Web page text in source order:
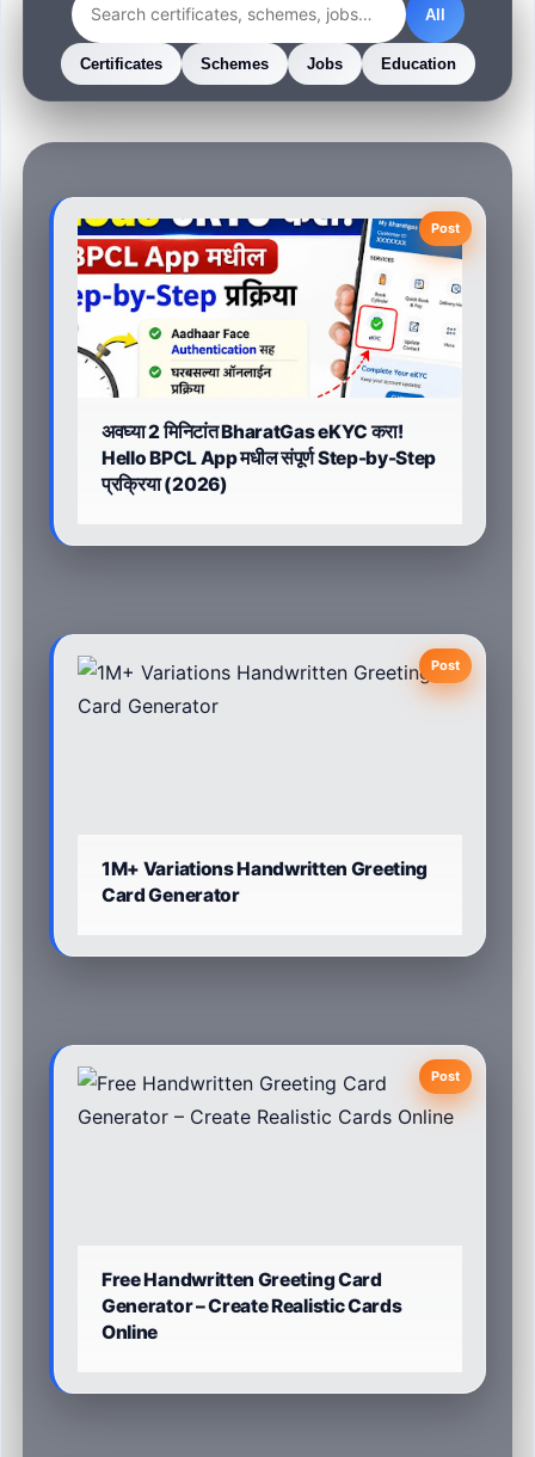
All
Certificates Schemes Jobs Education
Post
अवघ्या 2 मिनिटांत BharatGas eKYC करा!
Hello BPCL App मधील संपूर्ण Step-by-Step
प्रक्रिया (2026)
Post
1M+ Variations Handwritten Greeting
Card Generator
Post
Free Handwritten Greeting Card
Generator – Create Realistic Cards
Online